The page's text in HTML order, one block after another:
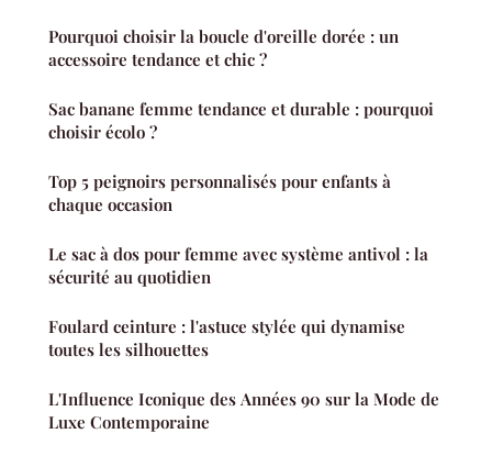
Pourquoi choisir la boucle d'oreille dorée : un
accessoire tendance et chic ?
Sac banane femme tendance et durable : pourquoi
choisir écolo ?
Top 5 peignoirs personnalisés pour enfants à
chaque occasion
Le sac à dos pour femme avec système antivol : la
sécurité au quotidien
Foulard ceinture : l'astuce stylée qui dynamise
toutes les silhouettes
L'Influence Iconique des Années 90 sur la Mode de
Luxe Contemporaine